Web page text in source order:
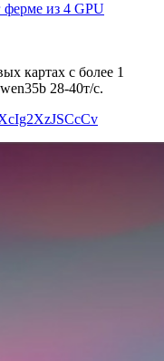
из 4 GPU
картах с более 1
28-40т/с.